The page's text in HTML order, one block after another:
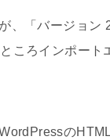
、「バージョン
ころインポート
の